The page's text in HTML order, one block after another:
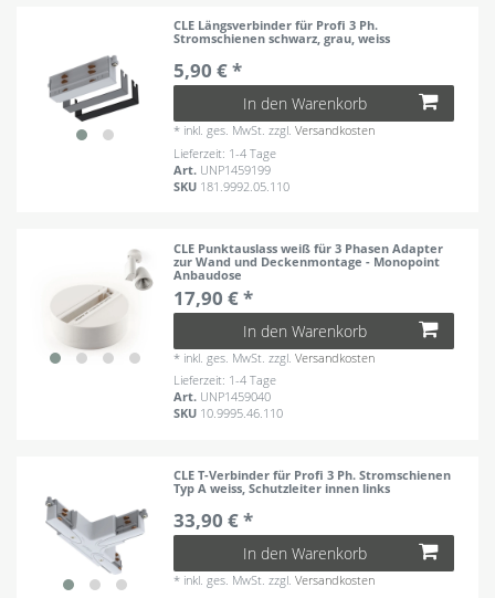
CLE Längsverbinder für Profi 3 Ph.
Stromschienen schwarz, grau, weiss
5,90 € *
In den Warenkorb
* inkl. ges. MwSt. zzgl.Versandkosten
Lieferzeit: 1-4 Tage
Art. UNP1459199
SKU 181.9992.05.110
CLE Punktauslass weiß für 3 Phasen Adapter
zur Wand und Deckenmontage - Monopoint
Anbaudose
17,90 € *
In den Warenkorb
* inkl. ges. MwSt. zzgl.Versandkosten
Lieferzeit: 1-4 Tage
Art. UNP1459040
SKU 10.9995.46.110
CLE T-Verbinder für Profi 3 Ph. Stromschienen
Typ A weiss, Schutzleiter innen links
33,90 € *
In den Warenkorb
* inkl. ges. MwSt. zzgl.Versandkosten